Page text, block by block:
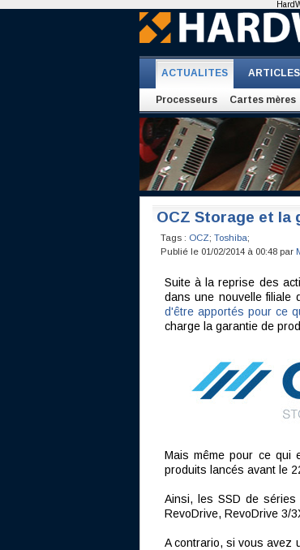
ACTUALITES ARTICLES
Processeurs Cartes mères
OCZ Storage et la
Tags : OCZ; Toshiba;
Publié le 01/02/2014 à 00:48 par
Suite à la reprise des
dans une nouvelle filiale
d'être apportés pour ce
charge la garantie de
Mais même pour ce qui
produits lancés avant le
Ainsi, les SSD de séries
RevoDrive, RevoDrive 3/
A contrario, si vous avez